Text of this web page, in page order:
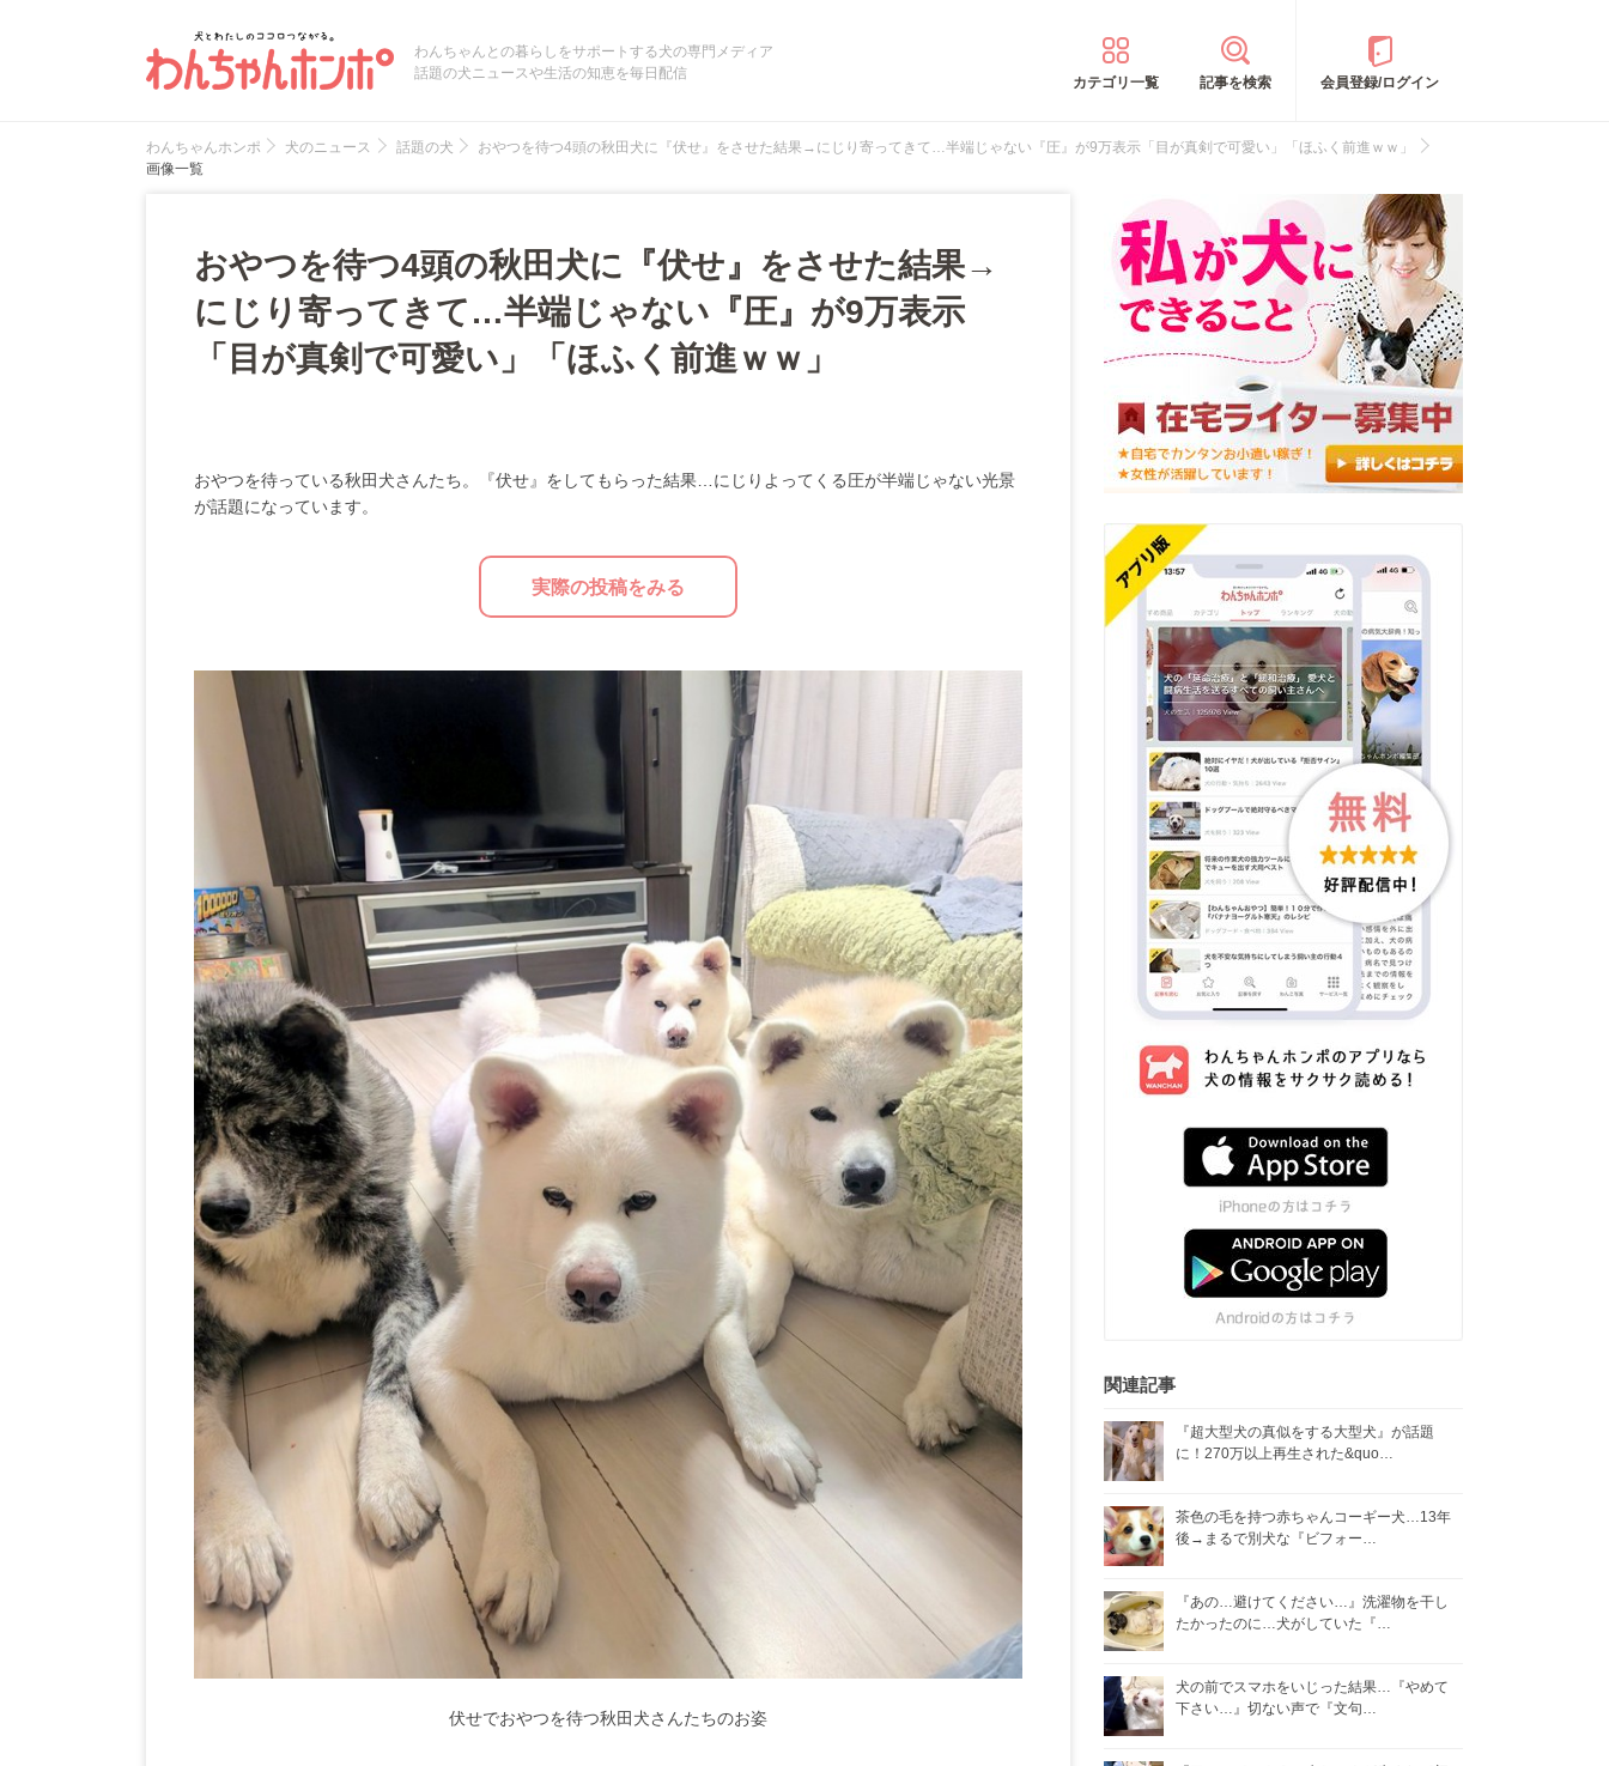
わんちゃんとの暮らしをサポートする犬の専門メディア
話題の犬ニュースや生活の知恵を毎日配信
カテゴリ一覧 記事を検索 会員登録/ログイン
わんちゃんホンポ 犬のニュース 話題の犬
おやつを待つ4頭の秋田犬に『伏せ』をさせた結果→にじり寄ってきて…半端じゃない『圧』が9万表示「目が真剣で可愛い」「ほふく前進ｗｗ」
画像一覧
おやつを待つ4頭の秋田犬に『伏せ』をさせた結果→
にじり寄ってきて…半端じゃない『圧』が9万表示
「目が真剣で可愛い」「ほふく前進ｗｗ」
おやつを待っている秋田犬さんたち。『伏せ』をしてもらった結果…にじりよってくる圧が半端じゃない光景
が話題になっています。
実際の投稿をみる
伏せでおやつを待つ秋田犬さんたちのお姿
関連記事
『超大型犬の真似をする大型犬』が話題
に！270万以上再生された&quo…
茶色の毛を持つ赤ちゃんコーギー犬…13年
後→まるで別犬な『ビフォー…
『あの…避けてください…』洗濯物を干し
たかったのに…犬がしていた『…
犬の前でスマホをいじった結果…『やめて
下さい…』切ない声で『文句…